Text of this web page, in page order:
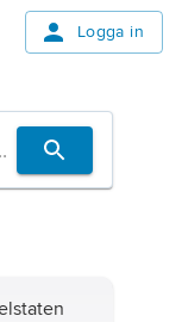
Logga in